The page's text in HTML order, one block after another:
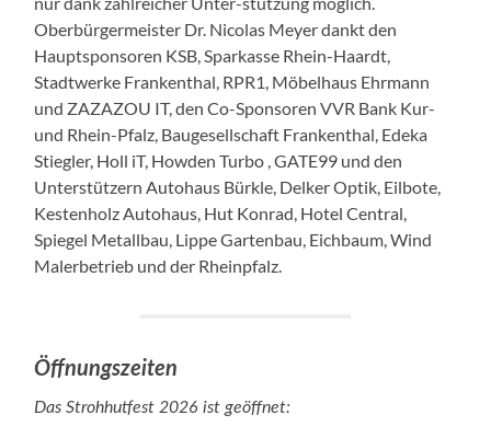
Oberbürgermeister Dr. Nicolas Meyer dankt den
Hauptsponsoren KSB, Sparkasse Rhein-Haardt,
Stadtwerke Frankenthal, RPR1, Möbelhaus Ehrmann
und ZAZAZOU IT, den Co-Sponsoren VVR Bank Kur-
und Rhein-Pfalz, Baugesellschaft Frankenthal, Edeka
Stiegler, Holl iT, Howden Turbo , GATE99 und den
Unterstützern Autohaus Bürkle, Delker Optik, Eilbote,
Kestenholz Autohaus, Hut Konrad, Hotel Central,
Spiegel Metallbau, Lippe Gartenbau, Eichbaum, Wind
Malerbetrieb und der Rheinpfalz.
Öffnungszeiten
Das Strohhutfest 2026 ist geöffnet: